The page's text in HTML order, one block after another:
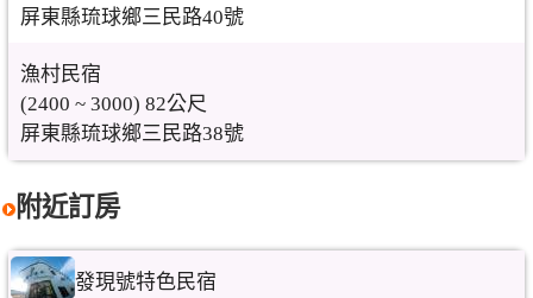
屏東縣琉球鄉三民路40號
漁村民宿
(2400 ~ 3000) 82公尺
屏東縣琉球鄉三民路38號
附近訂房
發現號特色民宿